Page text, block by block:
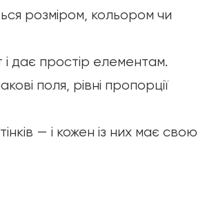
розміром, кольором чи
і дає простір елементам.
поля, рівні пропорції
— і кожен із них має свою